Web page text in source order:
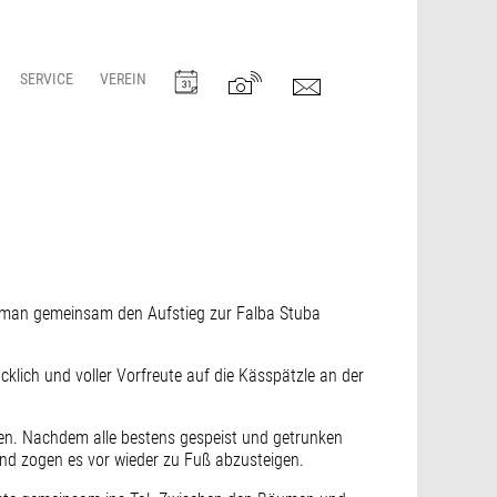
SERVICE VEREIN
gemeinsam den Aufstieg zur Falba Stuba
und voller Vorfreute auf die Kässpätzle an der
Nachdem alle bestens gespeist und getrunken
zogen es vor wieder zu Fuß abzusteigen.